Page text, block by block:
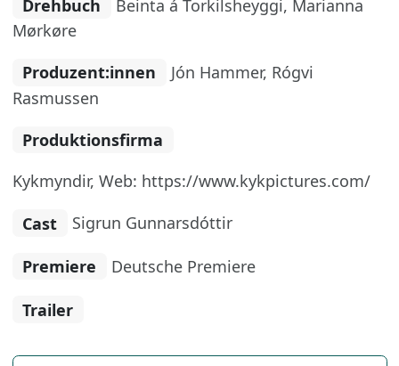
Drehbuch
Beinta á Torkilsheyggi, Marianna
Mørkøre
Produzent:innen
Jón Hammer, Rógvi
Rasmussen
Produktionsfirma
Kykmyndir, Web: https://www.kykpictures.com/
Cast
Sigrun Gunnarsdóttir
Premiere Deutsche Premiere
Trailer